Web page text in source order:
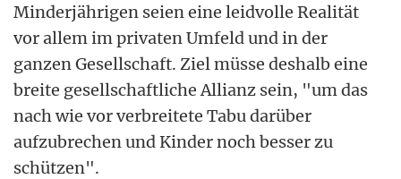
Minderjährigen seien eine leidvolle Realität
vor allem im privaten Umfeld und in der
ganzen Gesellschaft. Ziel müsse deshalb eine
breite gesellschaftliche Allianz sein, "um das
nach wie vor verbreitete Tabu darüber
aufzubrechen und Kinder noch besser zu
schützen".